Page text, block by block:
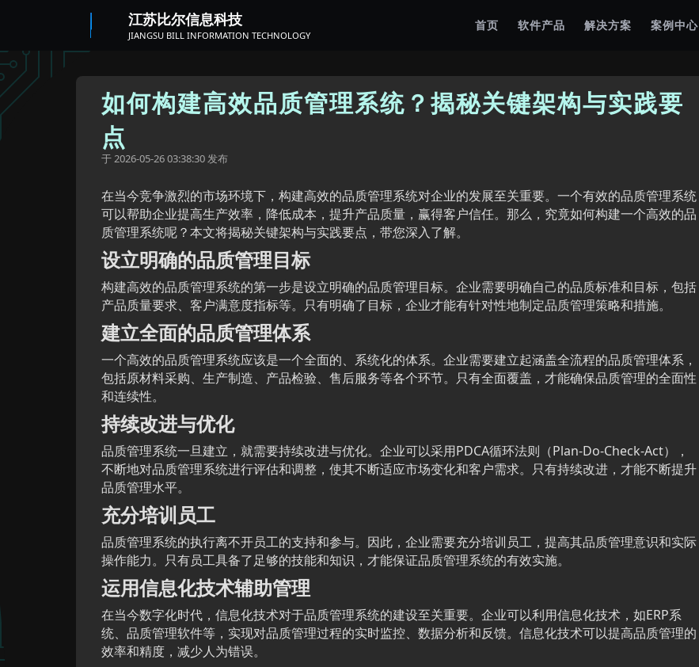
江苏比尔信息科技
JIANGSU BILL INFORMATION TECHNOLOGY
首页 软件产品 解决方案 案例中心
如何构建高效品质管理系统？揭秘关键架构与实践要
点
于2026-05-26 03:38:30 发布
在当今竞争激烈的市场环境下，构建高效的品质管理系统对企业的发展至关重要。一个有效的品质管理系统
可以帮助企业提高生产效率，降低成本，提升产品质量，赢得客户信任。那么，究竟如何构建一个高效的品
质管理系统呢？本文将揭秘关键架构与实践要点，带您深入了解。
设立明确的品质管理目标
构建高效的品质管理系统的第一步是设立明确的品质管理目标。企业需要明确自己的品质标准和目标，包括
产品质量要求、客户满意度指标等。只有明确了目标，企业才能有针对性地制定品质管理策略和措施。
建立全面的品质管理体系
一个高效的品质管理系统应该是一个全面的、系统化的体系。企业需要建立起涵盖全流程的品质管理体系，
包括原材料采购、生产制造、产品检验、售后服务等各个环节。只有全面覆盖，才能确保品质管理的全面性
和连续性。
持续改进与优化
品质管理系统一旦建立，就需要持续改进与优化。企业可以采用PDCA循环法则（Plan-Do-Check-Act），
不断地对品质管理系统进行评估和调整，使其不断适应市场变化和客户需求。只有持续改进，才能不断提升
品质管理水平。
充分培训员工
品质管理系统的执行离不开员工的支持和参与。因此，企业需要充分培训员工，提高其品质管理意识和实际
操作能力。只有员工具备了足够的技能和知识，才能保证品质管理系统的有效实施。
运用信息化技术辅助管理
在当今数字化时代，信息化技术对于品质管理系统的建设至关重要。企业可以利用信息化技术，如ERP系
统、品质管理软件等，实现对品质管理过程的实时监控、数据分析和反馈。信息化技术可以提高品质管理的
效率和精度，减少人为错误。